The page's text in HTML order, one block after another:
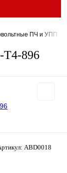
ПЧ и УПП
T4-896
ABD0018